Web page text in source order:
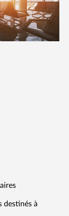
destinés à